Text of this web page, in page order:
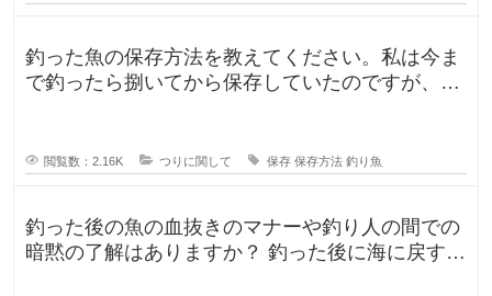
釣った魚の保存方法を教えてください。私は今ま
で釣ったら捌いてから保存していたのですが、人
閲覧数：2.16K つりに関して 保存 保存方法 釣り魚
釣った後の魚の血抜きのマナーや釣り人の間での
暗黙の了解はありますか？ 釣った後に海に戻す